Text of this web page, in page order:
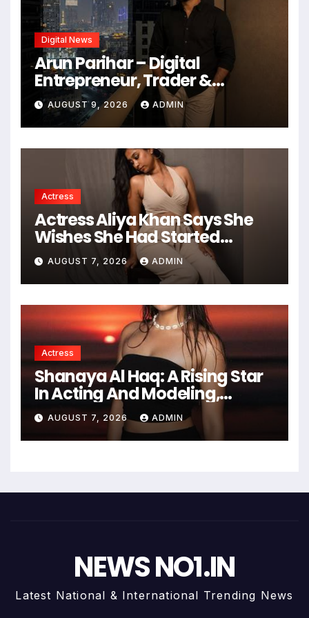
Digital News
Arun Parihar – Digital
Entrepreneur, Trader &
Founder of Hashtag Digital
Media
AUGUST 9, 2026 ADMIN
Actress
Actress Aliya Khan Says She
Wishes She Had Started
Acting Earlier
AUGUST 7, 2026 ADMIN
Actress
Shanaya Al Haq: A Rising Star
In Acting And Modeling,
Chasing Big Dreams
AUGUST 7, 2026 ADMIN
NEWS NO1.IN
Latest National & International Trending News